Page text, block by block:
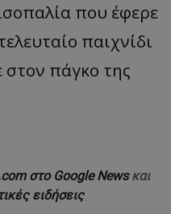
που έφερε
παιχνίδι
στον πάγκο της
στο Google Newsκαι
ειδήσεις